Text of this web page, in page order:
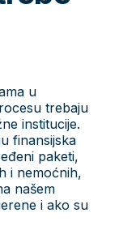
u
trebaju
institucije.
finansijska
paketi,
i nemoćnih,
našem
i ako su